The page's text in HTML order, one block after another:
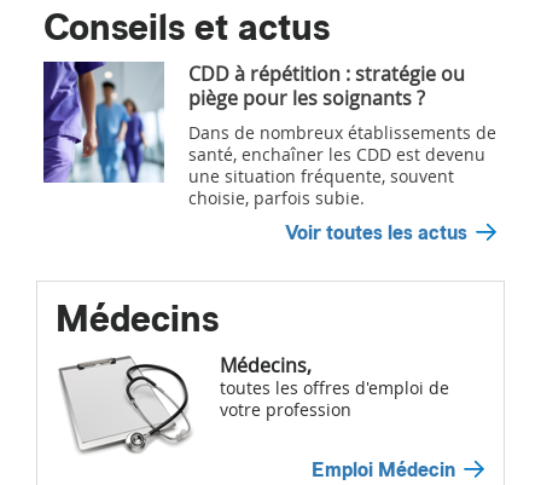
Conseils et actus
CDD à répétition : stratégie ou
piège pour les soignants ?
Dans de nombreux établissements de
santé, enchaîner les CDD est devenu
une situation fréquente, souvent
choisie, parfois subie.
Voir toutes les actus
Médecins
Médecins,
toutes les offres d'emploi de
votre profession
Emploi Médecin